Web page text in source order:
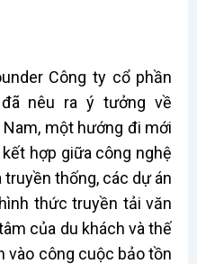
Công ty cổ phần
nêu ra ý tưởng về
một hướng đi mới
hợp giữa công nghệ
thống, các dự án
thức truyền tải văn
của du khách và thế
vào công cuộc bảo tồn